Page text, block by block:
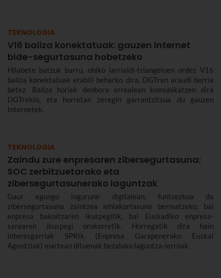
TEKNOLOGIA
V16 baliza konektatuak: gauzen Internet
bide-segurtasuna hobetzeko
Hilabete batzuk barru, ohiko larrialdi-triangeluen ordez V16
baliza konektatuak erabili beharko dira, DGTren araudi berria
betez. Baliza horiek denbora errealean komunikatzen dira
DGTrekin, eta horretan zeregin garrantzitsua du gauzen
Internetek.
TEKNOLOGIA
Zaindu zure enpresaren zibersegurtasuna:
SOC zerbitzuetarako eta
zibersegurtasunerako laguntzak
Gaur egungo ingurune digitalean, funtsezkoa da
zibersegurtasuna zaintzea lehiakortasuna bermatzeko, bai
enpresa bakoitzaren ikuspegitik, bai Euskadiko enpresa-
sarearen ikuspegi orokorretik. Horregatik dira hain
interesgarriak SPRIk (Enpresa Garapenerako Euskal
Agentziak) martxan dituenak bezalako laguntza-lerroak.